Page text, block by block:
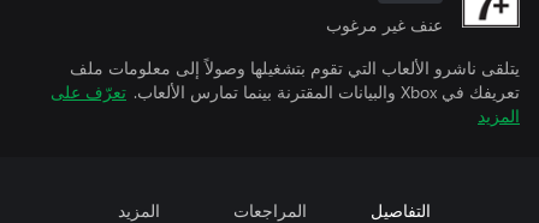
عنف غير مرغوب
يتلقى ناشرو الألعاب التي تقوم بتشغيلها وصولاً إلى معلومات ملف
تعريفك في Xbox والبيانات المقترنة بينما تمارس الألعاب.
تعرّف على
المزيد
التفاصيل المراجعات المزيد